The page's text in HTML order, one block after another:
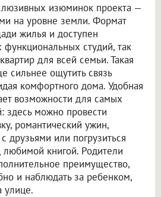
изюминок проекта —
на уровне земли. Формат
жилья и доступен
студий, так
для всей семьи. Такая
сильнее ощутить связь
комфортного дома. Удобная
возможности для самых
здесь можно провести
романтический ужин,
друзьями или погрузиться
книгой. Родители
преимущество,
и наблюдать за ребенком,
улице.